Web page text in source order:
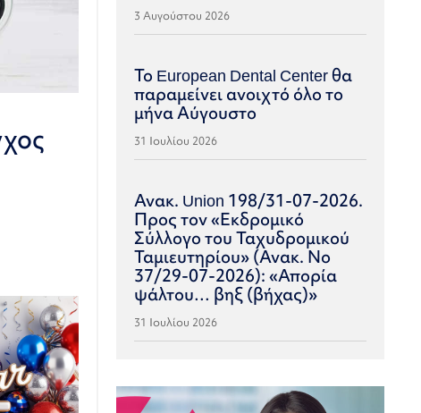
3 Αυγούστου 2026
Το European Dental Center θα
παραμείνει ανοιχτό όλο το
μήνα Αύγουστο
31 Ιουλίου 2026
Ανακ. Union 198/31-07-2026.
Προς τον «Εκδρομικό
Σύλλογο του Ταχυδρομικού
Ταμιευτηρίου» (Ανακ. Νο
37/29-07-2026): «Απορία
ψάλτου… βηξ (βήχας)»
31 Ιουλίου 2026